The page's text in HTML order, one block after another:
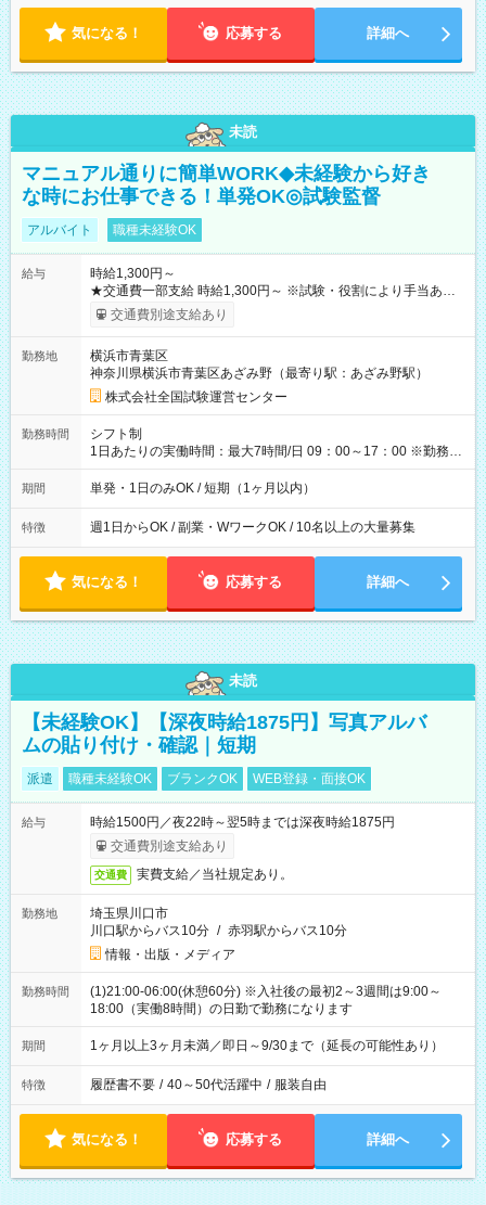
気になる！ 応募する 詳細へ
未読
マニュアル通りに簡単WORK◆未経験から好き
な時にお仕事できる！単発OK◎試験監督
アルバイト 職種未経験OK
給与
時給1,300円～
★交通費一部支給 時給1,300円～ ※試験・役割により手当あり
※勤務回数により昇給あり 【即給（前払い）オプションあ
り！】 希望される場合、勤務から1週間ほどで給与の一部を受け
例】 ・河合塾模擬試験 8:30～17:30（休憩1時間） 時給1,300円
×8時間＝日収10,400円＋交通費 ※当日の役割により時給＋100
円の場合あり ・国家試験 7:00～13:30（休憩なし） 時給1,300
円（役割手当＋100円）×6時間＝日収8,400円＋交通費 【試用期
間】試用期間なし
交通費別途支給あり
勤務地
横浜市青葉区
神奈川県横浜市青葉区あざみ野（最寄り駅：あざみ野駅）
株式会社全国試験運営センター
勤務時間
シフト制
1日あたりの実働時間：最大7時間/日 09：00～17：00 ※勤務時
間は 試験により異なります。
期間 単発・1日のみOK / 短期（1ヶ月以内）
特徴 週1日からOK / 副業・WワークOK / 10名以上の大量募集
気になる！ 応募する 詳細へ
未読
【未経験OK】【深夜時給1875円】写真アルバ
ムの貼り付け・確認｜短期
派遣 職種未経験OK ブランクOK WEB登録・面接OK
給与
時給1500円／夜22時～翌5時までは深夜時給1875円
交通費別途支給あり
交通費 実費支給／当社規定あり。
勤務地
埼玉県川口市
川口駅からバス10分 / 赤羽駅からバス10分
情報・出版・メディア
勤務時間
(1)21:00-06:00(休憩60分) ※入社後の最初2～3週間は9:00～
18:00（実働8時間）の日勤で勤務になります
期間 1ヶ月以上3ヶ月未満／即日～9/30まで（延長の可能性あり）
特徴 履歴書不要 / 40～50代活躍中 / 服装自由
気になる！ 応募する 詳細へ